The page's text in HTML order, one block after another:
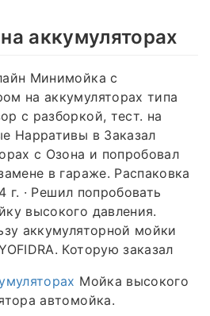
аккумуляторах
Минимойка с
на аккумуляторах типа
с разборкой, тест. на
Нарративы в Заказал
с Озона и попробовал
в гараже. Распаковка
г. · Решил попробовать
высокого давления.
аккумуляторной мойки
Которую заказал
Мойка высокого
автомойка.